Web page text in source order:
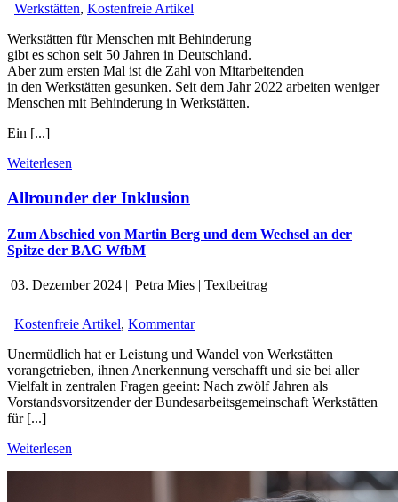
Werkstätten, Kostenfreie Artikel
Werkstätten für Menschen mit Behinderung
gibt es schon seit 50 Jahren in Deutschland.
Aber zum ersten Mal ist die Zahl von Mitarbeitenden
in den Werkstätten gesunken. Seit dem Jahr 2022 arbeiten weniger
Menschen mit Behinderung in Werkstätten.
Ein [...]
Weiterlesen
Allrounder der Inklusion
Zum Abschied von Martin Berg und dem Wechsel an der
Spitze der BAG WfbM
03. Dezember 2024 | Petra Mies | Textbeitrag
Kostenfreie Artikel, Kommentar
Unermüdlich hat er Leistung und Wandel von Werkstätten
vorangetrieben, ihnen Anerkennung verschafft und sie bei aller
Vielfalt in zentralen Fragen geeint: Nach zwölf Jahren als
Vorstandsvorsitzender der Bundesarbeitsgemeinschaft Werkstätten
für [...]
Weiterlesen